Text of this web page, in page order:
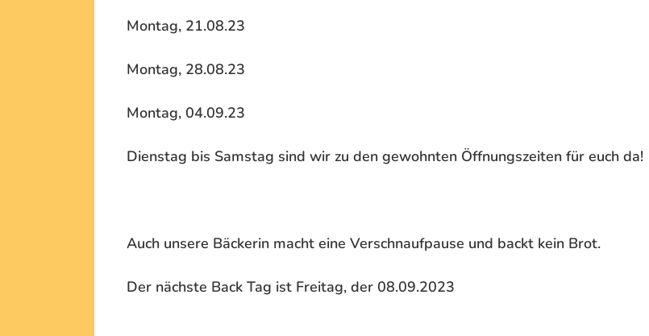
Montag, 21.08.23
Montag, 28.08.23
Montag, 04.09.23
Dienstag bis Samstag sind wir zu den gewohnten Öffnungszeiten für euch da!
Auch unsere Bäckerin macht eine Verschnaufpause und backt kein Brot.
Der nächste Back Tag ist Freitag, der 08.09.2023